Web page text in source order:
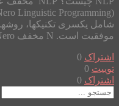
شامل یکسری تکنیکها،
موفقیت است. N مخفف Nero به مع...
اشتراک 0
توییت 0
اشتراک 0